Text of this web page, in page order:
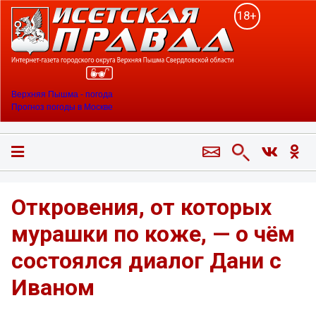
18+
Верхняя Пышма - погода
Прогноз погоды в Москве
Откровения, от которых
мурашки по коже, — о чём
состоялся диалог Дани с
Иваном